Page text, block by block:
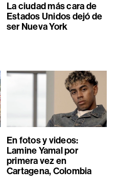
La ciudad más cara de
Estados Unidos dejó de
ser Nueva York
En fotos y videos:
Lamine Yamal por
primera vez en
Cartagena, Colombia